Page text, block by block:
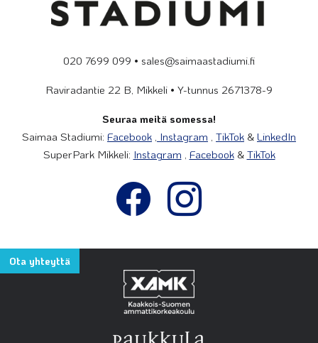
020 7699 099 • sales@saimaastadiumi.fi
Raviradantie 22 B, Mikkeli • Y-tunnus 2671378-9
Seuraa meitä somessa!
Saimaa Stadiumi: Facebook , Instagram , TikTok & LinkedIn
SuperPark Mikkeli: Instagram , Facebook& TikTok
Ota yhteyttä